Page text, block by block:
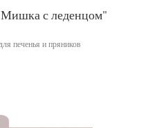
с леденцом"
печенья и пряников